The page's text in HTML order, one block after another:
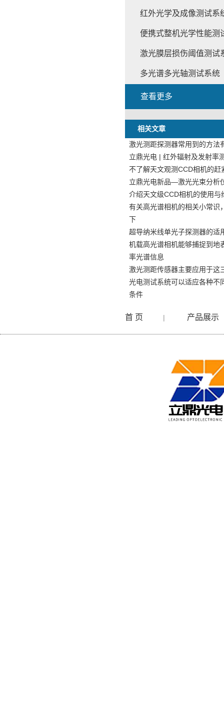
红外光学及成像测试系
便携式整机光学性能测
激光膜层损伤阈值测试
多光谱多光轴测试系统
查看更多
相关文章
激光测距探测器常用到的方法
立鼎光电 | 红外辐射及发射率
不了解天文观测CCD相机的赶
立鼎光电新品—激光光束分析
介绍天文级CCD相机的使用与
有关高光谱相机的相关小常识
下
超导纳米线单光子探测器的适
机载高光谱相机能够捕捉到地
率光谱信息
激光测距传感器主要应用于这
光电测试系统可以适应各种不
条件
首 页 | 产品展示